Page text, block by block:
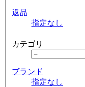
返品
指定なし
カテゴリ
ブランド
指定なし